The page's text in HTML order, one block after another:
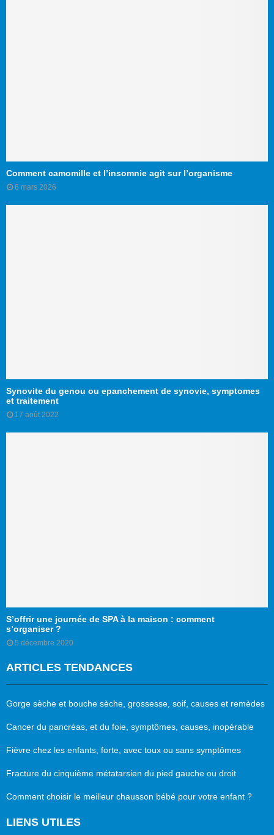
Comment camomille et l’insomnie agit sur l’organisme
6 mars 2026
Synovite du genou ou epanchement de synovie, symptomes
et traitement
17 août 2022
S’offrir une journée de SPA à la maison : comment
s’organiser ?
5 décembre 2020
ARTICLES TENDANCES
Gorge sèche et bouche sèche, grossesse, soif, causes et remèdes
Cancer du pancréas, et du foie, symptômes, causes, inopérable
Fièvre chez les enfants, forte, avec toux ou sans symptômes
Fracture du cinquième métatarsien du pied gauche ou droit
Comment choisir le meilleur chausson bébé pour votre enfant ?
LIENS UTILES